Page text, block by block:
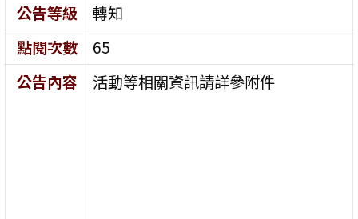
公告等級
轉知
點閱次數
65
公告內容
活動等相關資訊請詳參附件